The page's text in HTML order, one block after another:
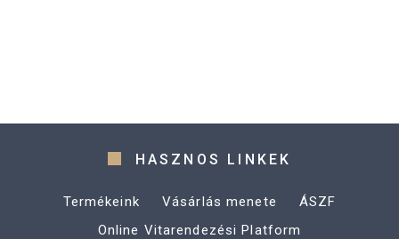
HASZNOS LINKEK
Termékeink Vásárlás menete
ÁSZF
Online Vitarendezési Platform